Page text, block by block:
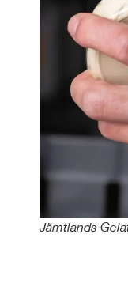
Jämtlands